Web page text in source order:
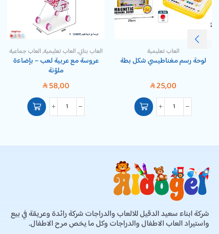
العاب تعليمية
لوحة رسم مغناطيسي شكل بطة
SAR25,00
العاب بناتي,العاب تعليمية,العاب جماعية
عروسة مع عربية لعب – بإضاءة
ملوّنة
SAR 58,00
شركة ابناء سعيد الدقيل للالعاب والدراجات شركة رائدة وعريقة في بيع
واستيراد العاب الاطفال والدراجات وكل ما يخص مرح الاطفال.